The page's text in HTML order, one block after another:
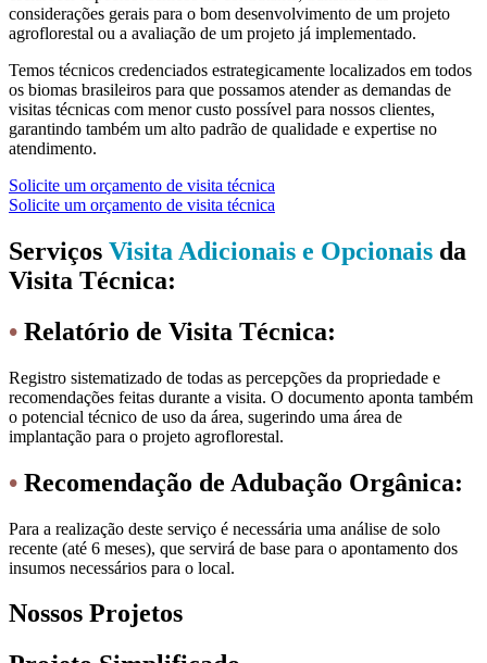
considerações gerais para o bom desenvolvimento de um projeto
agroflorestal ou a avaliação de um projeto já implementado.
Temos técnicos credenciados estrategicamente localizados em todos
os biomas brasileiros para que possamos atender as demandas de
visitas técnicas com menor custo possível para nossos clientes,
garantindo também um alto padrão de qualidade e expertise no
atendimento.
Solicite um orçamento de visita técnica
Solicite um orçamento de visita técnica
Serviços Visita Adicionais e Opcionais da
Visita Técnica:
• Relatório de Visita Técnica:
Registro sistematizado de todas as percepções da propriedade e
recomendações feitas durante a visita. O documento aponta também
o potencial técnico de uso da área, sugerindo uma área de
implantação para o projeto agroflorestal.
• Recomendação de Adubação Orgânica:
Para a realização deste serviço é necessária uma análise de solo
recente (até 6 meses), que servirá de base para o apontamento dos
insumos necessários para o local.
Nossos Projetos